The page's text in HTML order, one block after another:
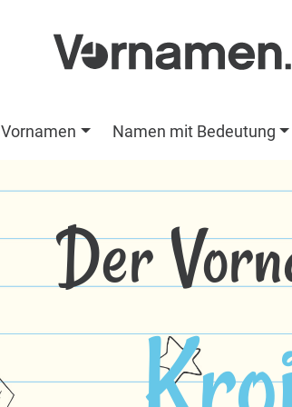
Vornamen Namen mit Bedeutung
Der